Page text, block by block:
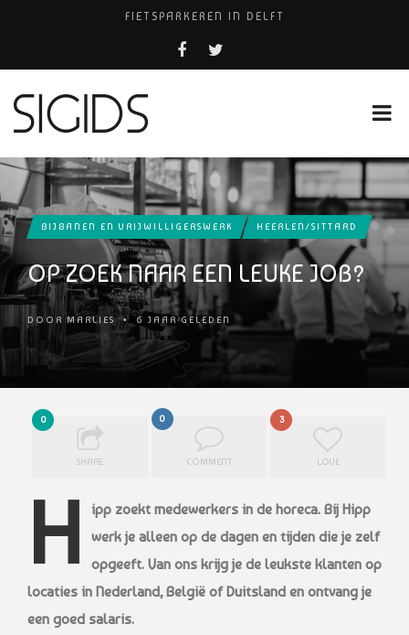
FIETSPARKEREN IN DELFT
PIZZERIA POMPEÏ ￼
BELEEF DE MAGIE VAN FILM BIJ KINEPOLIS
BIJBANEN EN VRIJWILLIGERSWERK HEERLEN/SITTARD
OP ZOEK NAAR EEN LEUKE JOB?
DOORMARLIES • 6 JAAR GELEDEN
0
SHARE
0
COMMENT
3
LOVE
H
ipp zoekt medewerkers in de horeca. Bij Hipp
werk je alleen op de dagen en tijden die je zelf
opgeeft. Van ons krijg je de leukste klanten op
locaties in Nederland, België of Duitsland en ontvang je
een goed salaris.